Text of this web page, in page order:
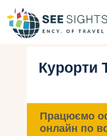
Пошук турів
Типи Турів
Курорти
Працюємо
онлайн по